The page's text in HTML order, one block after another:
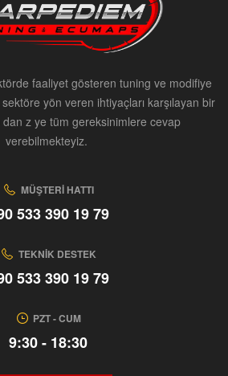
faaliyet gösteren tuning ve modifiye
yön veren ihtiyaçları karşılayan bir
z ye tüm gereksinimlere cevap
verebilmekteyiz.
MÜŞTERI HATTI
533 390 19 79
TEKNIK DESTEK
533 390 19 79
PZT - CUM
9:30 - 18:30